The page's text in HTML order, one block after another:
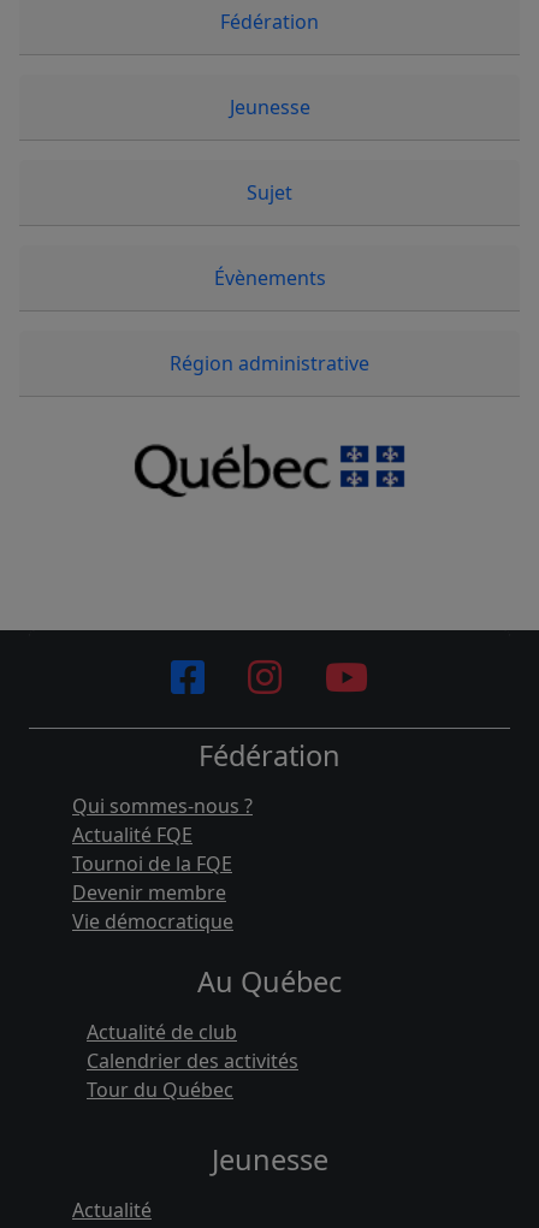
Fédération
Jeunesse
Sujet
Évènements
Région administrative
Fédération
Qui sommes-nous ?
Actualité FQE
Tournoi de la FQE
Devenir membre
Vie démocratique
Au Québec
Actualité de club
Calendrier des activités
Tour du Québec
Jeunesse
Actualité